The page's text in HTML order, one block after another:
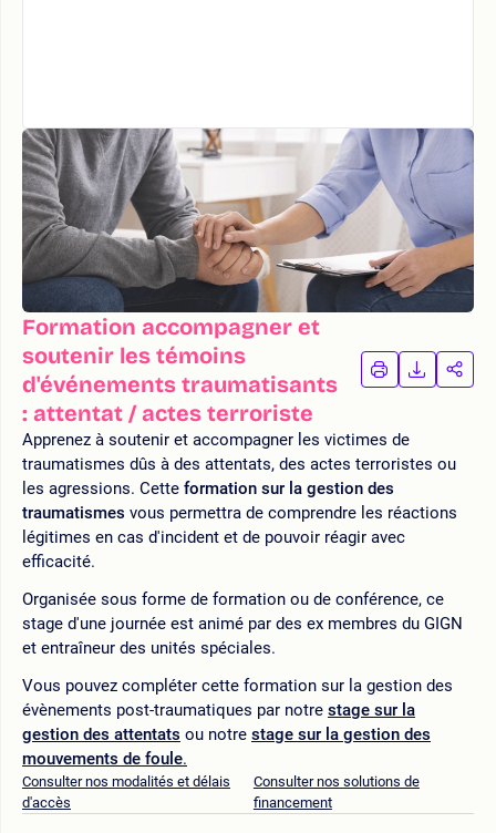
Formation accompagner et
soutenir les témoins
d'événements traumatisants
: attentat / actes terroriste
IMPRIMER
LA
LA
Apprenez à soutenir et accompagner les victimes de
traumatismes dûs à des attentats, des actes terroristes ou
les agressions. Cette formation sur la gestion des
traumatismes vous permettra de comprendre les réactions
légitimes en cas d'incident et de pouvoir réagir avec
efficacité.
Organisée sous forme de formation ou de conférence, ce
stage d'une journée est animé par des ex membres du GIGN
et entraîneur des unités spéciales.
Vous pouvez compléter cette formation sur la gestion des
évènements post-traumatiques par notre stage sur la
gestion des attentats ou notre stage sur la gestion des
mouvements de foule.
Consulter nos modalités et délais
d'accès
Consulter nos solutions de
financement